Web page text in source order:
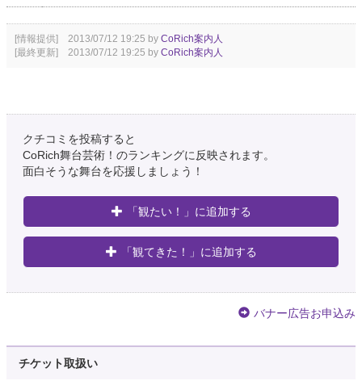
[情報提供] 2013/07/12 19:25 by CoRich案内人
[最終更新] 2013/07/12 19:25 by CoRich案内人
クチコミを投稿すると
CoRich舞台芸術！のランキングに反映されます。
面白そうな舞台を応援しましょう！
「観たい！」に追加する
「観てきた！」に追加する
バナー広告お申込み
チケット取扱い